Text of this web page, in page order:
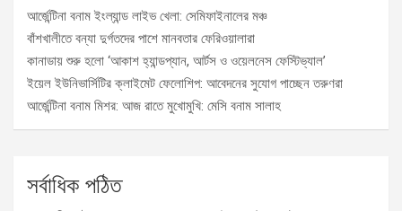
আর্জেন্টিনা বনাম ইংল্যান্ড লাইভ খেলা: সেমিফাইনালের মঞ্চ
বাঁশখালীতে বন্যা দুর্গতদের পাশে মানবতার ফেরিওয়ালারা
কানাডায় শুরু হলো ‘আকাশ হ্যান্ডপ্যান, আর্টস ও ওয়েলনেস ফেস্টিভ্যাল’
ইয়েল ইউনিভার্সিটির ক্লাইমেট ফেলোশিপ: আবেদনের সুযোগ পাচ্ছেন তরুণরা
আর্জেন্টিনা বনাম মিশর: আজ রাতে মুখোমুখি: মেসি বনাম সালাহ
সর্বাধিক পঠিত